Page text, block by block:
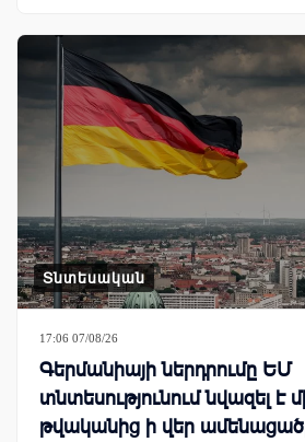
Տնտեսական
17:06 07/08/26
Գերմանիայի ներդրումը ԵՄ
տնտեսությունում նվազել է
թվականից ի վեր